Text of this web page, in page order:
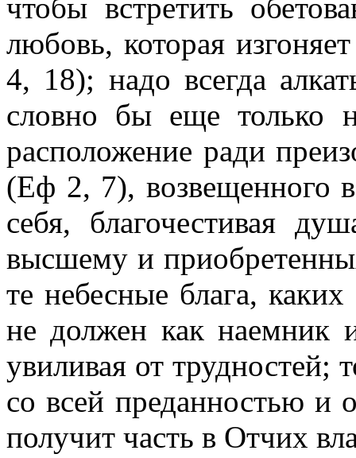
чтобы встретить
любовь, которая
4, 18); надо всегда
словно бы еще только
расположение ради
(Еф 2, 7), возвещенного
себя, благочестивая
высшему и
те небесные блага,
не должен как наемник
увиливая от трудностей;
со всей преданностью и
получит часть в Отчих